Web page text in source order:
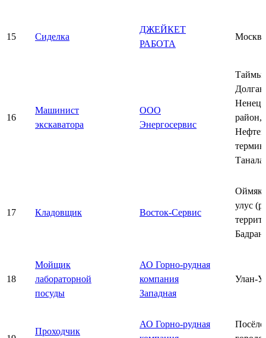
15 Сиделка
ДЖЕЙКЕТ
РАБОТА
Москва
16
Машинист
экскаватора
ООО
Энергосервис
район,
17 Кладовщик Восток-Сервис
улус
Бадран
18
Мойщик
лабораторной
посуды
АО Горно-рудная
компания
Западная
Улан-
Проходчик
АО Горно-рудная